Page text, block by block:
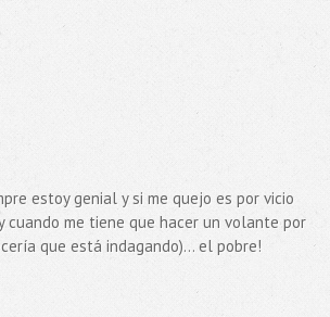
estoy genial y si me quejo es por vicio
cuando me tiene que hacer un volante por
que está indagando)... el pobre!